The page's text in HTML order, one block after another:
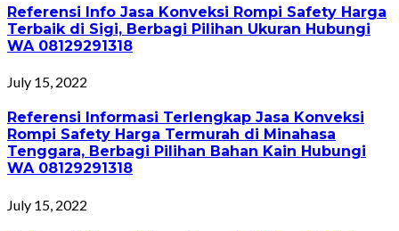
Referensi Info Jasa Konveksi Rompi Safety Harga
Terbaik di Sigi, Berbagi Pilihan Ukuran Hubungi
WA 08129291318
July 15, 2022
Referensi Informasi Terlengkap Jasa Konveksi
Rompi Safety Harga Termurah di Minahasa
Tenggara, Berbagi Pilihan Bahan Kain Hubungi
WA 08129291318
July 15, 2022